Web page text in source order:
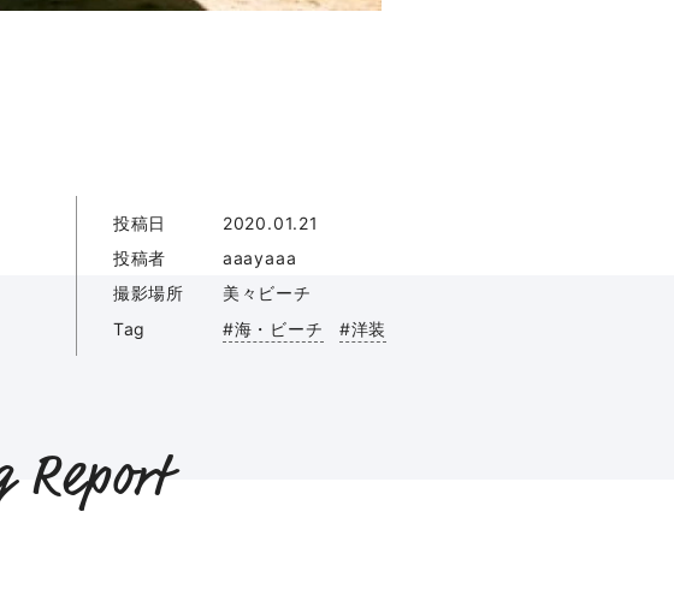
投稿日
2020.01.21
投稿者
aaayaaa
撮影場所
美々ビーチ
Tag
#海・ビーチ #洋装
Report